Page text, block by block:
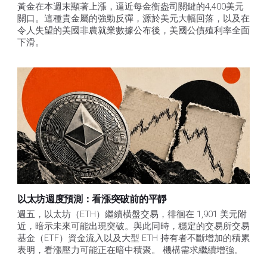
黃金在本週末顯著上漲，逼近每金衡盎司關鍵的4,400美元
關口。這種貴金屬的強勁反彈，源於美元大幅回落，以及在
令人失望的美國非農就業數據公布後，美國公債殖利率全面
下滑。
以太坊週度預測：看漲突破前的平靜
週五，以太坊（ETH）繼續橫盤交易，徘徊在 1,901 美元附
近，暗示未來可能出現突破。與此同時，穩定的交易所交易
基金（ETF）資金流入以及大型 ETH 持有者不斷增加的積累
表明，看漲壓力可能正在暗中積聚。 機構需求繼續增強。